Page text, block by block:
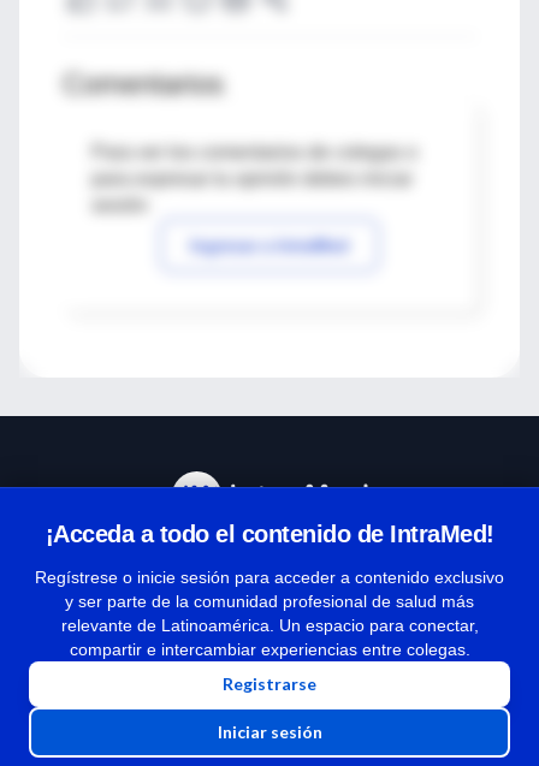
Comentarios
Para ver los comentarios de colegas o
Ingresar a IntraMed
¡Acceda a todo el contenido de IntraMed!
Regístrese o inicie sesión para acceder a contenido exclusivo
y ser parte de la comunidad profesional de salud más
relevante de Latinoamérica. Un espacio para conectar,
compartir e intercambiar experiencias entre colegas.
Registrarse
Iniciar sesión
Términos y condiciones
| Políticas de privacidad
| Todos los derechos reservados | Copyright 1997-2026